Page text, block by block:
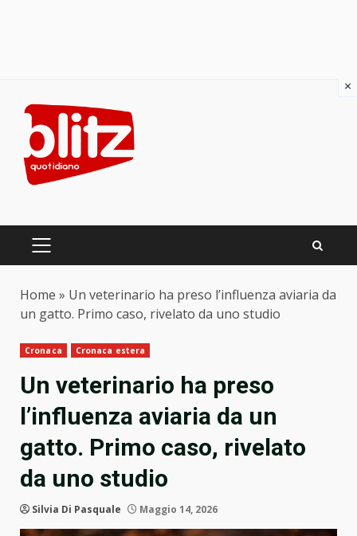
content
PRIMARY
Home » Un veterinario ha preso l’influenza aviaria da
un gatto. Primo caso, rivelato da uno studio
Cronaca Cronaca estera
Un veterinario ha preso
l’influenza aviaria da un
gatto. Primo caso, rivelato
da uno studio
Silvia Di Pasquale Maggio 14, 2026
×